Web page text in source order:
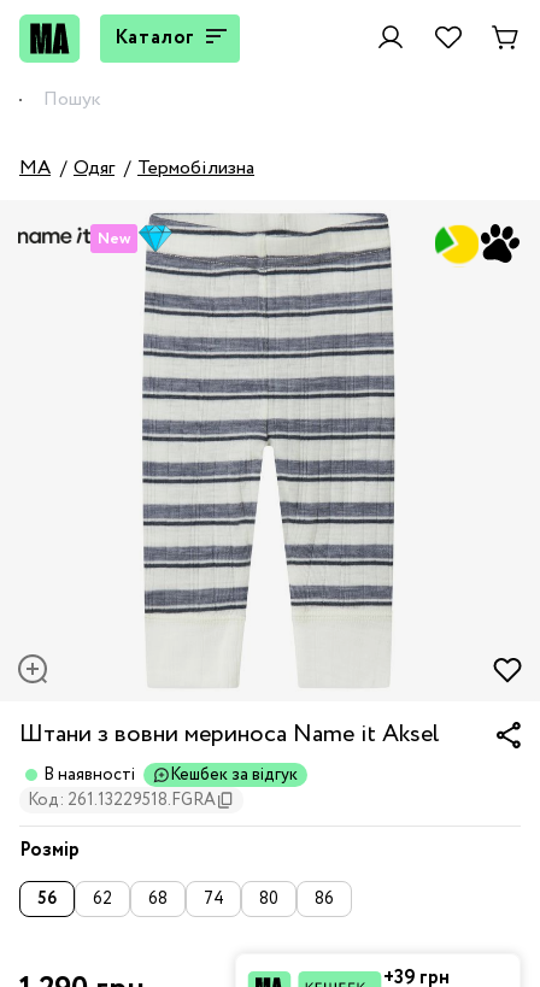
Каталог
MA Одяг Термобілизна
New
Штани з вовни мериноса Name it Aksel
В наявності
Кешбек за відгук
Код: 261.13229518.FGRA
Розмір
56 62 68 74 80 86
+39 грн